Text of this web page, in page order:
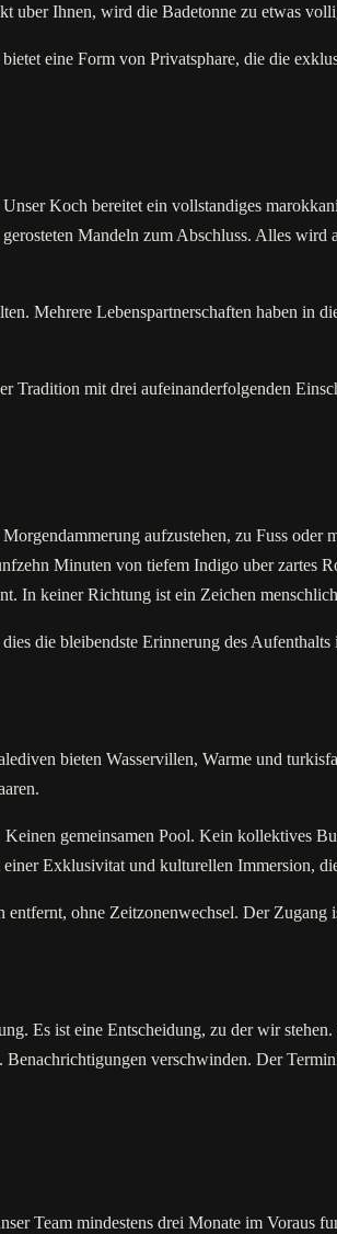
uber Ihnen, wird die Badetonne zu etwas
eine Form von Privatsphare, die die
Koch bereitet ein vollstandiges
Mandeln zum Abschluss. Alles
Mehrere Lebenspartnerschaften haben in
mit drei aufeinanderfolgenden
aufzustehen, zu Fuss
Minuten von tiefem Indigo uber zartes
In keiner Richtung ist ein Zeichen
die bleibendste Erinnerung des Aufenthalts
bieten Wasservillen, Warme und
gemeinsamen Pool. Kein kollektives
Exklusivitat und kulturellen Immersion,
ohne Zeitzonenwechsel. Der Zugang
Es ist eine Entscheidung, zu der wir
verschwinden. Der
Team mindestens drei Monate im Voraus